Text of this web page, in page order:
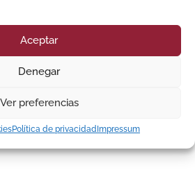
Aceptar
Denegar
Ver preferencias
Política de privacidad Impressum
opiniones en Google